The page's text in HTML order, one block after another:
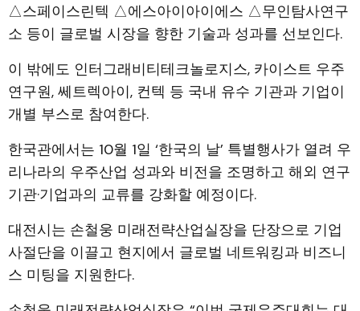
△스페이스린텍 △에스아이아이에스 △무인탐사연구
소 등이 글로벌 시장을 향한 기술과 성과를 선보인다.
이 밖에도 인터그래비티테크놀로지스, 카이스트 우주
연구원, 쎄트렉아이, 컨텍 등 국내 유수 기관과 기업이
개별 부스로 참여한다.
한국관에서는 10월 1일 ‘한국의 날’ 특별행사가 열려 우
리나라의 우주산업 성과와 비전을 조명하고 해외 연구
기관·기업과의 교류를 강화할 예정이다.
대전시는 손철웅 미래전략산업실장을 단장으로 기업
사절단을 이끌고 현지에서 글로벌 네트워킹과 비즈니
스 미팅을 지원한다.